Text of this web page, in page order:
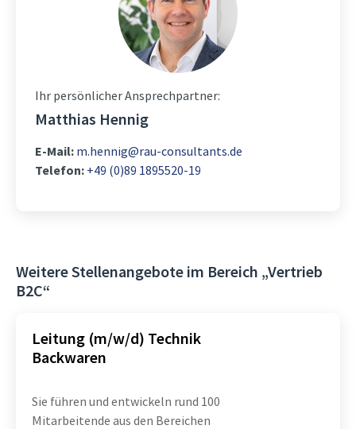
Ihr persönlicher Ansprechpartner:
Matthias Hennig
E-Mail: m.hennig@rau-consultants.de
Telefon: +49 (0)89 1895520-19
Weitere Stellenangebote im Bereich „Vertrieb
B2C“
Leitung (m/w/d) Technik
Backwaren
Sie führen und entwickeln rund 100
Mitarbeitende aus den Bereichen